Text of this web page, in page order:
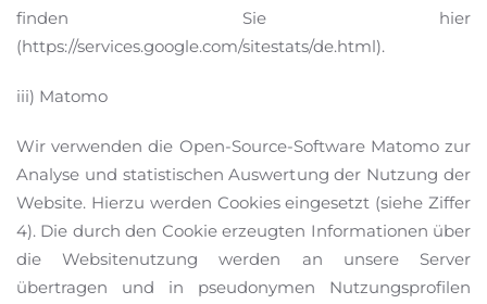
finden Sie hier
(https://services.google.com/sitestats/de.html).
iii) Matomo
Wir verwenden die Open-Source-Software Matomo zur
Analyse und statistischen Auswertung der Nutzung der
Website. Hierzu werden Cookies eingesetzt (siehe Ziffer
4). Die durch den Cookie erzeugten Informationen über
die Websitenutzung werden an unsere Server
übertragen und in pseudonymen Nutzungsprofilen